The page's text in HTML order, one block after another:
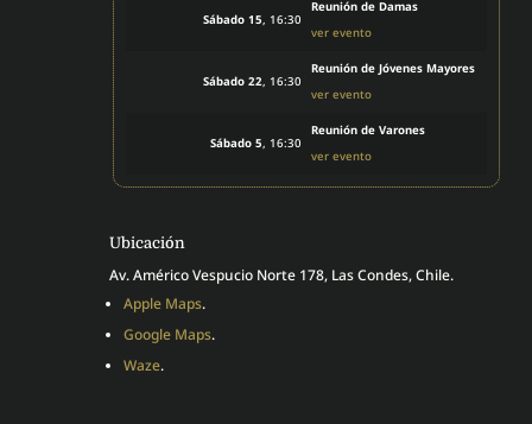
Sábado 15, 16:30
Reunión de Damas
ver evento
Sábado 22, 16:30
Reunión de Jóvenes Mayores
ver evento
Sábado 5, 16:30
Reunión de Varones
ver evento
Ubicación
Av. Américo Vespucio Norte 178, Las Condes, Chile.
Apple Maps.
Google Maps.
Waze.